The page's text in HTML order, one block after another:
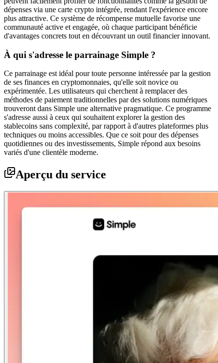
dépenses via une carte crypto intégrée, rendant l'expérience encore
plus attractive. Ce système de récompense mutuelle favorise une
communauté active et engagée, où chaque participant bénéficie
d'avantages concrets tout en découvrant un outil financier innovant.
À qui s'adresse le parrainage Simple ?
Ce parrainage est idéal pour toute personne intéressée par la gestion
de ses finances en cryptomonnaies, qu'elle soit novice ou
expérimentée. Les utilisateurs qui cherchent à remplacer des
méthodes de paiement traditionnelles par des solutions numériques
trouveront dans Simple une alternative pragmatique. Ce programme
s'adresse aussi à ceux qui souhaitent explorer la gestion des
stablecoins sans complexité, par rapport à d'autres plateformes plus
techniques ou moins accessibles. Que ce soit pour des dépenses
quotidiennes ou des investissements, Simple répond aux besoins
variés d'une clientèle moderne.
Aperçu du service